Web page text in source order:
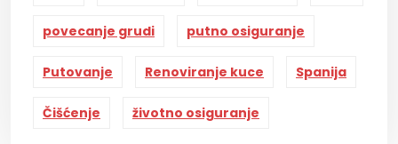
povecanje grudi putno osiguranje
Putovanje Renoviranje kuce Spanija
Čišćenje životno osiguranje